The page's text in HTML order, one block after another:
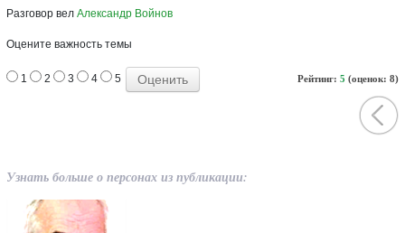
Разговор вел Александр Войнов
Оцените важность темы
Рейтинг: 5 (оценок: 8)
1 2 3 4 5
Узнать больше о персонах из публикации: